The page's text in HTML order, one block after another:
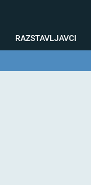
RAZSTAVLJAVCI